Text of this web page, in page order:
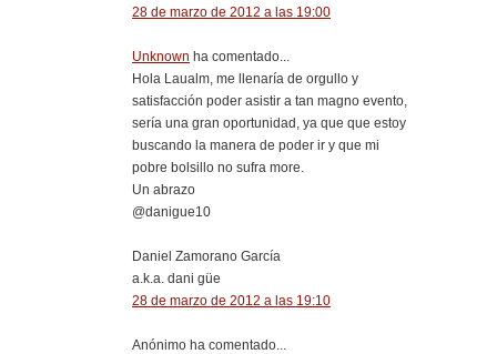
28 de marzo de 2012 a las 19:00
Unknown ha comentado...
Hola Laualm, me llenaría de orgullo y
satisfacción poder asistir a tan magno evento,
sería una gran oportunidad, ya que que estoy
buscando la manera de poder ir y que mi
pobre bolsillo no sufra more.
Un abrazo
@danigue10
Daniel Zamorano García
a.k.a. dani güe
28 de marzo de 2012 a las 19:10
Anónimo ha comentado...